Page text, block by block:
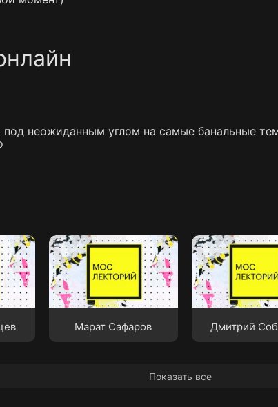
неожиданным углом на самые банальные
Марат Сафаров Дмитрий
Показать все